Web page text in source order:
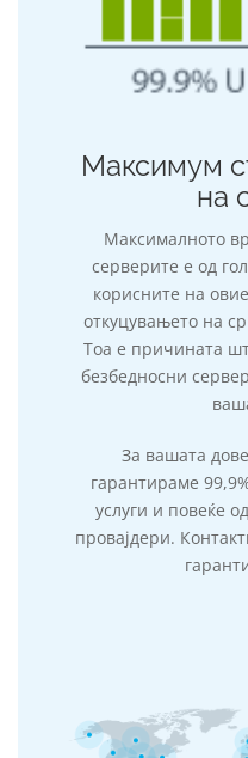
Максимум
на
Максималното
серверите е од
корисните на
откуцувањето на
Тоа е причината
безбедносни
За вашата
гарантираме
услуги и повеќе
провајдери.